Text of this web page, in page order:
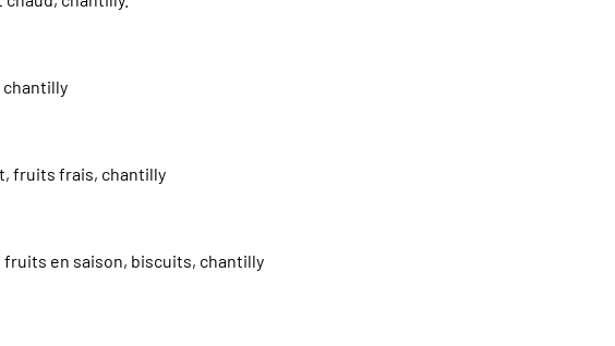
chantilly
fruits frais, chantilly